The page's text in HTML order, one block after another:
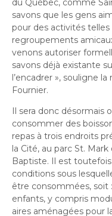
du Québec, comme
savons que les gens
pour des activités
regroupements
venons autoriser
savons déjà existante
l’encadrer », souligne
Fournier.
Il sera donc désormais
consommer des
repas à trois endroits
la Cité, au parc St.
Baptiste. Il est
conditions sous
être consommées, soit
enfants, y compris
aires aménagées pour